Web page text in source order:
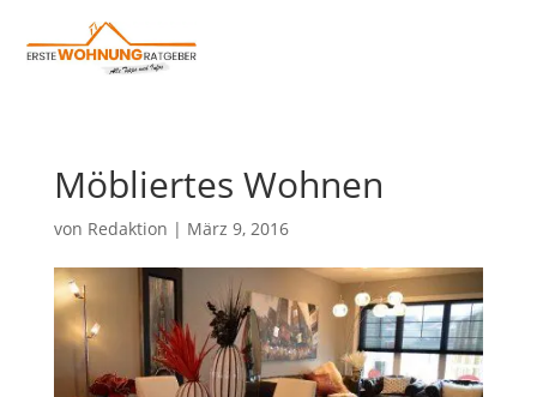
Möbliertes Wohnen
von Redaktion | März 9, 2016